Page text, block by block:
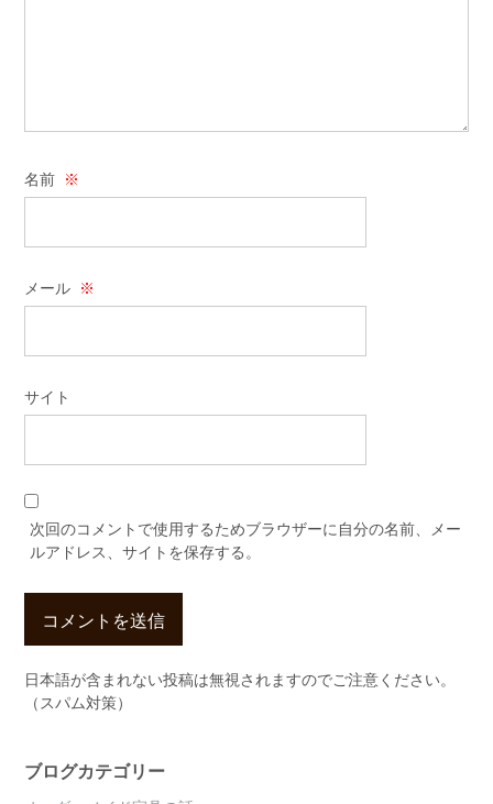
名前 ※
メール ※
サイト
次回のコメントで使用するためブラウザーに自分の名前、メー
ルアドレス、サイトを保存する。
日本語が含まれない投稿は無視されますのでご注意ください。
（スパム対策）
ブログカテゴリー